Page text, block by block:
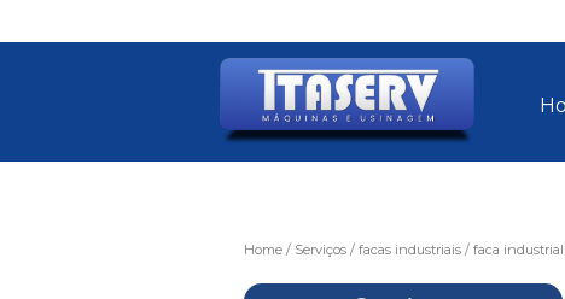
Home Serviços facas industriais faca